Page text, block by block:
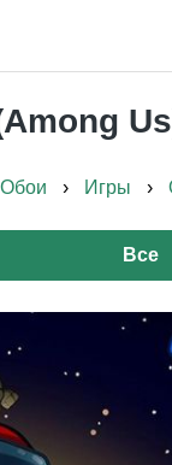
› Игры ›
Все